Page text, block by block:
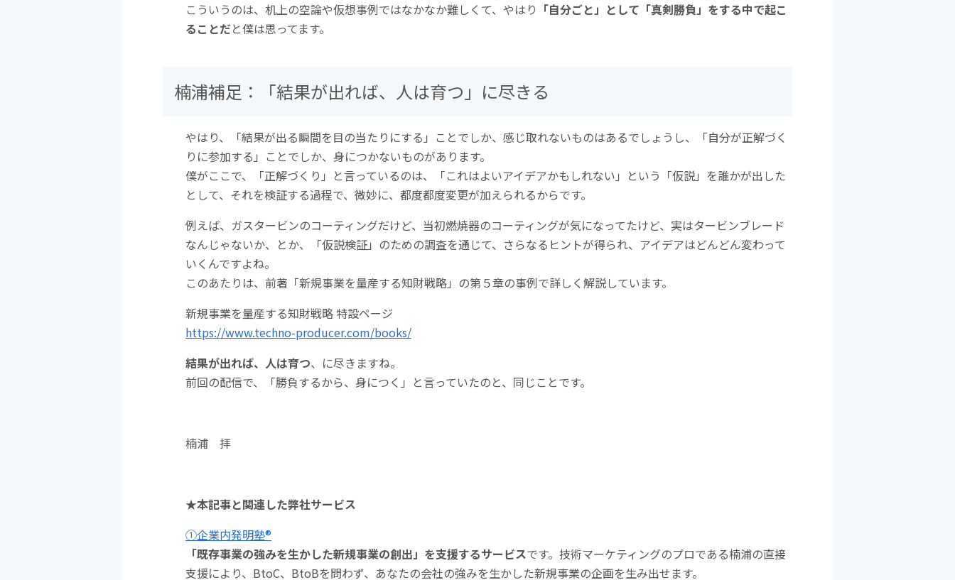
こういうのは、机上の空論や仮想事例ではなかなか難しくて、やはり 「自分ごと」として「真剣勝負」をする中で起こ
ることだと僕は思ってます。
楠浦補足：「結果が出れば、人は育つ」に尽きる
やはり、「結果が出る瞬間を目の当たりにする」ことでしか、感じ取れないものはあるでしょうし、「自分が正解づく
りに参加する」ことでしか、身につかないものがあります。
僕がここで、「正解づくり」と言っているのは、「これはよいアイデアかもしれない」という「仮説」を誰かが出した
として、それを検証する過程で、微妙に、都度都度変更が加えられるからです。
例えば、ガスタービンのコーティングだけど、当初燃焼器のコーティングが気になってたけど、実はタービンブレード
なんじゃないか、とか、「仮説検証」のための調査を通じて、さらなるヒントが得られ、アイデアはどんどん変わって
いくんですよね。
このあたりは、前著「新規事業を量産する知財戦略」の第５章の事例で詳しく解説しています。
新規事業を量産する知財戦略 特設ページ
https://www.techno-producer.com/books/
結果が出れば、人は育つ、に尽きますね。
前回の配信で、「勝負するから、身につく」と言っていたのと、同じことです。
楠浦 拝
★本記事と関連した弊社サービス
①企業内発明塾®
「既存事業の強みを生かした新規事業の創出」を支援するサービスです。技術マーケティングのプロである楠浦の直接
支援により、BtoC、BtoBを問わず、あなたの会社の強みを生かした新規事業の企画を生み出せます。